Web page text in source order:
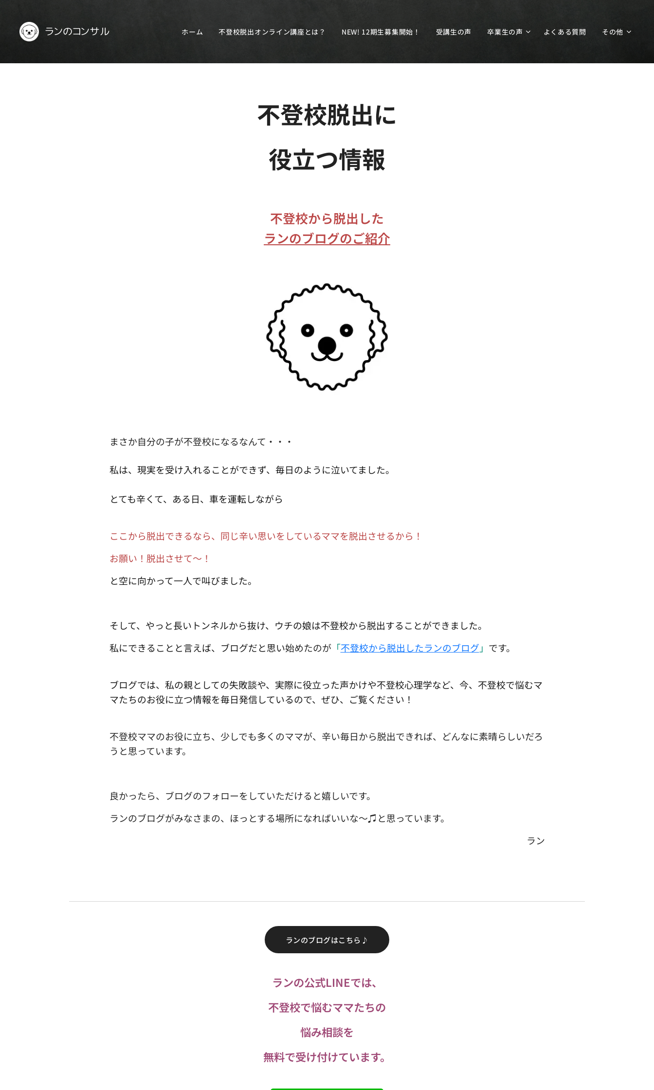
ランのコンサル ホーム 不登校脱出オンライン講座とは？ NEW! 12期生募集開始！ 受講生の声 卒業生の声 よくある質問 その他
不登校脱出に
役立つ情報
不登校から脱出した
ランのブログのご紹介
まさか自分の子が不登校になるなんて・・・
私は、現実を受け入れることができず、 毎日のように泣いてました。
とても辛くて、ある日、車を運転しながら
ここから脱出できるなら、同じ辛い思いをしているママを脱出させるから！
お願い！脱出させて〜！
と空に向かって一人で叫びました。
そして、やっと長いトンネルから抜け、ウチの娘は不登校から脱出することができました。
私にできることと言えば、ブログだと思い始めたのが「不登校から脱出したランのブログ 」 です。
ブログでは、私の親としての失敗談や、実際に役立った声かけや不登校心理学など、今、不登校で悩むマ
マたちのお役に立つ情報を毎日発信しているので、ぜひ、ご覧ください！
不登校ママのお役に立ち、少しでも多くのママが、辛い毎日から脱出できれば、どんなに素晴らしいだろ
うと思っています。
良かったら、ブログのフォローをしていただけると嬉しいです。
ランのブログがみなさまの、ほっとする場所になればいいな〜♫と思っています。
ラン
ランのブログはこちら♪
ランの公式LINEでは、
不登校で悩むママたちの
悩み相談を
無料で受け付けています。